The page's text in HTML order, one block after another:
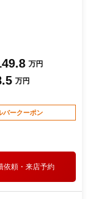
万円
万円
バークーポン
依頼・来店予約